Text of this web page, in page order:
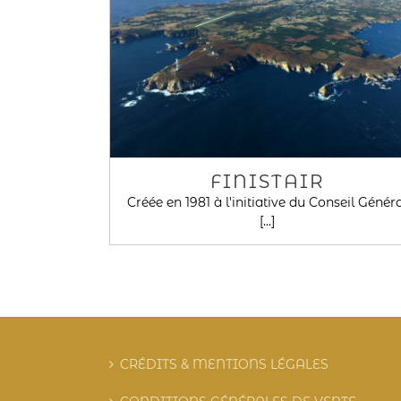
FINISTAIR
Créée en 1981 à l'initiative du Conseil
[...]
CRÉDITS & MENTIONS LÉGALES